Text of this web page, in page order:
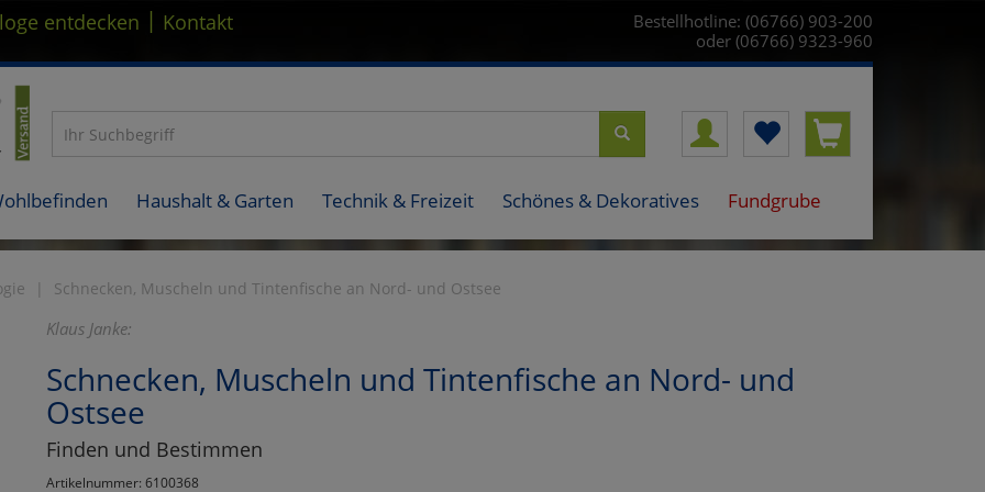
entdecken | Kontakt
Bestellhotline: (06766) 903-200
oder (06766) 9323-960
Haushalt & Garten Technik & Freizeit Schönes & Dekoratives Fundgrube
Schnecken, Muscheln und Tintenfische an Nord- und Ostsee
Klaus Janke:
Schnecken, Muscheln und Tintenfische an Nord- und
Ostsee
Finden und Bestimmen
Artikelnummer: 6100368